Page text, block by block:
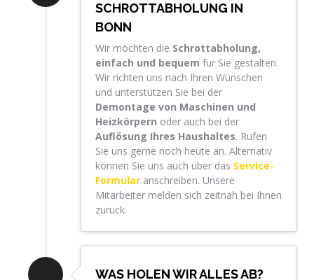
SCHROTTABHOLUNG IN
BONN
Wir möchten die Schrottabholung,
einfach und bequem für Sie gestalten.
Wir richten uns nach Ihren Wünschen
und unterstützen Sie bei der
Demontage von Maschinen und
Heizkörpern oder auch bei der
Auflösung Ihres Haushaltes. Rufen
Sie uns gerne noch heute an. Alternativ
können Sie uns auch über das Service-
Formular anschreiben. Unsere
Mitarbeiter melden sich zeitnah bei Ihnen
zurück.
WAS HOLEN WIR ALLES AB?